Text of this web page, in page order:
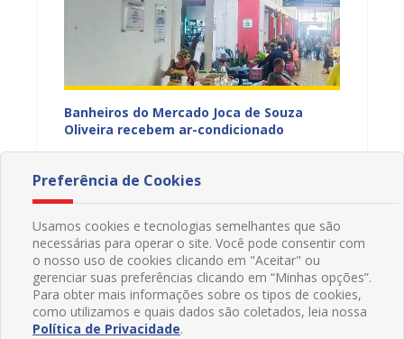
Banheiros do Mercado Joca de Souza
Oliveira recebem ar-condicionado
Preferência de Cookies
Usamos cookies e tecnologias semelhantes que são
necessárias para operar o site. Você pode consentir com
o nosso uso de cookies clicando em "Aceitar" ou
gerenciar suas preferências clicando em “Minhas opções”.
Para obter mais informações sobre os tipos de cookies,
como utilizamos e quais dados são coletados, leia nossa
Política de Privacidade.